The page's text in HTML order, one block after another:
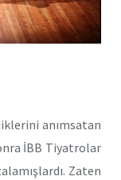
anımsatan
İBB Tiyatrolar
Zaten